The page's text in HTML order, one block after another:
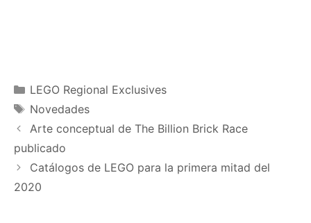
Categories
LEGO Regional Exclusives
Tags
Novedades
Arte conceptual de The Billion Brick Race
publicado
Catálogos de LEGO para la primera mitad del
2020